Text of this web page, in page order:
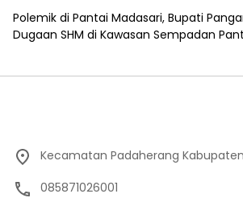
Polemik di Pantai Madasari, Bupati
Dugaan SHM di Kawasan Sempadan
Kecamatan Padaherang
085871026001